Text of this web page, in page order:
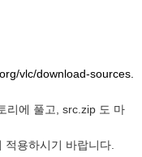
vlc/download-sources.
리에 풀고, src.zip 도 마
용하시기 바랍니다.